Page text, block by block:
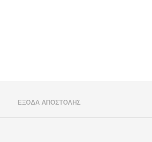
ΈΞΟΔΑ ΑΠΟΣΤΟΛΉΣ